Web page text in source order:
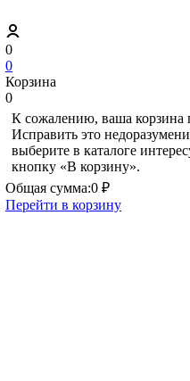
0
0
Корзина
0
К сожалению, ваша корзина
Исправить это
выберите в каталоге
кнопку «В корзину».
Общая сумма:0 ₽
Перейти в корзину